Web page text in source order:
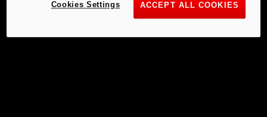
ACCEPT ALL COOKIES
Cookies Settings